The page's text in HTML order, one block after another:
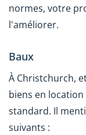
normes, votre
l'améliorer.
Baux
À Christchurch,
biens en
standard. Il
suivants :